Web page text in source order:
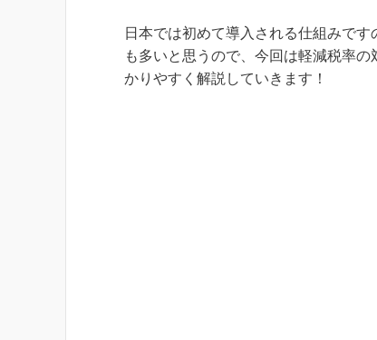
日本では初めて導入される仕組みで
も多いと思うので、今回は軽減税率
かりやすく解説していきます！